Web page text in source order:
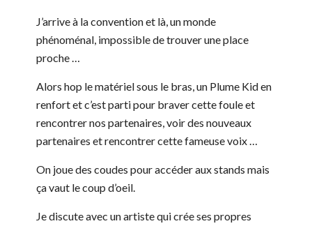
J’arrive à la convention et là, un monde
phénoménal, impossible de trouver une place
proche …
Alors hop le matériel sous le bras, un Plume Kid en
renfort et c’est parti pour braver cette foule et
rencontrer nos partenaires, voir des nouveaux
partenaires et rencontrer cette fameuse voix …
On joue des coudes pour accéder aux stands mais
ça vaut le coup d’oeil.
Je discute avec un artiste qui crée ses propres